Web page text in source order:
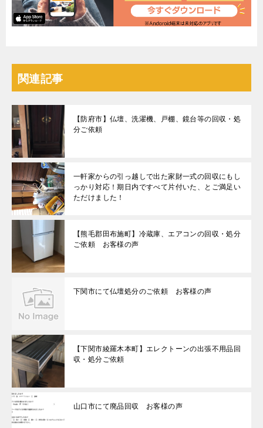
関連記事
【防府市】仏壇、洗濯機、戸棚、鏡台等の回収・処
分ご依頼
一軒家からの引っ越しで出た家財一式の回収にもし
っかり対応！期日内ですべて片付いた、とご満足い
ただけました！
【熊毛郡田布施町】冷蔵庫、エアコンの回収・処分
ご依頼 お客様の声
下関市にて仏壇処分のご依頼 お客様の声
【下関市綾羅木本町】エレクトーンの出張不用品回
収・処分ご依頼
山口市にて廃品回収 お客様の声